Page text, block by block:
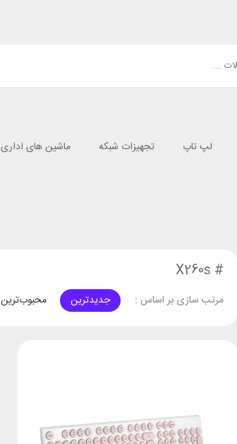
لپ تاپ تجهیزات شبکه ماشین های اداری
# X260s
مرتب سازی بر اساس : جدیدترین محبوب‌ترین